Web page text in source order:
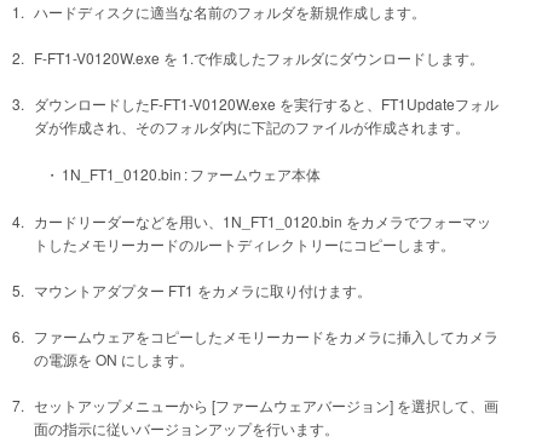
1. ハードディスクに適当な名前のフォルダを新規作成します。
2. F-FT1-V0120W.exe を 1.で作成したフォルダにダウンロードします。
3. ダウンロードしたF-FT1-V0120W.exe を実行すると、FT1Updateフォル
ダが作成され、そのフォルダ内に下記のファイルが作成されます。
・ 1N_FT1_0120.bin :ファームウェア本体
4. カードリーダーなどを用い、1N_FT1_0120.bin をカメラでフォーマッ
トしたメモリーカードのルートディレクトリーにコピーします。
5. マウントアダプター FT1 をカメラに取り付けます。
6. ファームウェアをコピーしたメモリーカードをカメラに挿入してカメラ
の電源を ON にします。
7. セットアップメニューから [ファームウェアバージョン] を選択して、画
面の指示に従いバージョンアップを行います。